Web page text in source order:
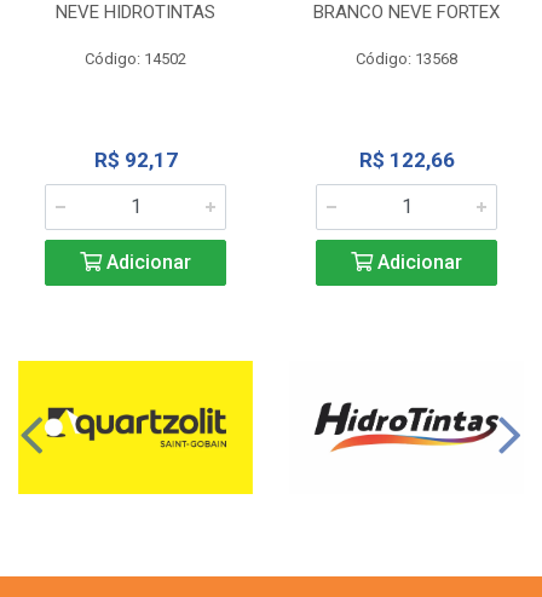
NEVE HIDROTINTAS
Código: 14502
R$ 92,17
Adicionar
BRANCO NEVE FORTEX
Código: 13568
R$ 122,66
Adicionar